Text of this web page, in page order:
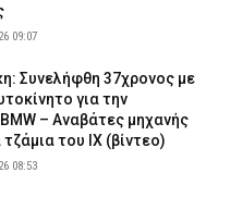
09:07
Συνελήφθη 37χρονος με
για την
– Αναβάτες μηχανής
του ΙΧ (βίντεο)
08:53